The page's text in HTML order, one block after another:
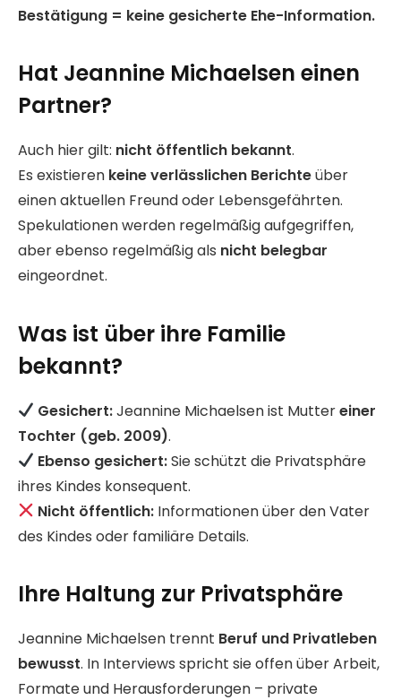
Bestätigung = keine gesicherte Ehe-Information.
Hat Jeannine Michaelsen einen
Partner?
Auch hier gilt: nicht öffentlich bekannt.
Es existieren keine verlässlichen Berichteüber
einen aktuellen Freund oder Lebensgefährten.
Spekulationen werden regelmäßig aufgegriffen,
aber ebenso regelmäßig als nicht belegbar
eingeordnet.
Was ist über ihre Familie
bekannt?
Gesichert:Jeannine Michaelsen ist Muttereiner
Tochter (geb. 2009).
Ebenso gesichert:Sie schützt die Privatsphäre
ihres Kindes konsequent.
Nicht öffentlich: Informationen über den Vater
des Kindes oder familiäre Details.
Ihre Haltung zur Privatsphäre
Jeannine Michaelsen trennt Beruf und Privatleben
bewusst. In Interviews spricht sie offen über Arbeit,
Formate und Herausforderungen – private